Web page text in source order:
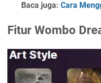
Baca juga: Cara
Fitur Wombo